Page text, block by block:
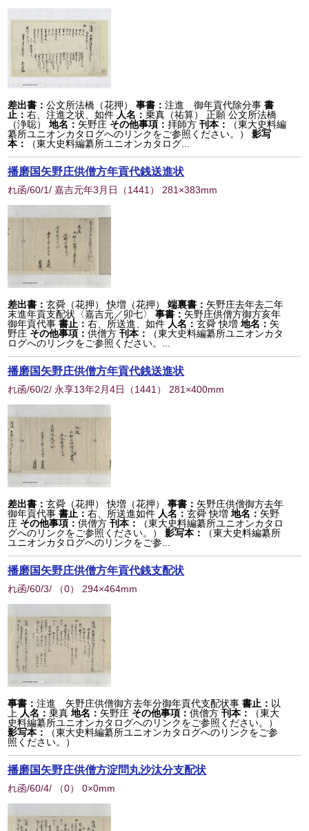
差出書：公文所法橋（花押） 事書：注進 御年貢代除分事 書
止：右、注進之状、如件 人名：乗真（祐算） 正願 公文所法橋
（浄聡）
地名： 矢野庄 その他事項：拝師方 刊本：
（東大史料編
纂所ユニオンカタログへのリンクをご参照ください。）
影写
本：
（東大史料編纂所ユニオンカタログ...
播磨国矢野庄供僧方年貢代銭送進状
れ函/60/1/ 嘉吉元年3月日 （1441 ） 281×383mm
差出書：玄舜（花押） 快増（花押） 端裏書： 矢野庄去年去二年
末進年貢支配状〈嘉吉元／卯七〉
事書： 矢野庄供僧方御方亥年
御年貢代事 書止：右、所送進、如件 人名：玄舜 快増 地名： 矢
野庄 その他事項：供僧方 刊本：
（東大史料編纂所ユニオンカタ
ログへのリンクをご参照ください。...
播磨国矢野庄供僧方年貢代銭送進状
れ函/60/2/ 永享13年2月4日 （1441 ） 281×400mm
差出書：玄舜（花押） 快増（花押） 事書： 矢野庄供僧御方去年
御年貢代事 書止：右、所送進如件 人名：玄舜 快増 地名： 矢野
庄 その他事項：供僧方 刊本：
（東大史料編纂所ユニオンカタロ
グへのリンクをご参照ください。）
影写本：
（東大史料編纂所
ユニオンカタログへのリンクをご参...
播磨国矢野庄供僧方年貢代銭支配状
れ函/60/3/ （0） 294×464mm
事書：注進 矢野庄供僧御方去年分御年貢代支配状事 書止： 以
上 人名：乗真 地名： 矢野庄 その他事項：供僧方 刊本：
（東大
史料編纂所ユニオンカタログへのリンクをご参照ください。）
影写本：
（東大史料編纂所ユニオンカタログへのリンクをご参
照ください。）
播磨国矢野庄供僧方淀問丸沙汰分支配状
れ函/60/4/ （0） 0×0mm